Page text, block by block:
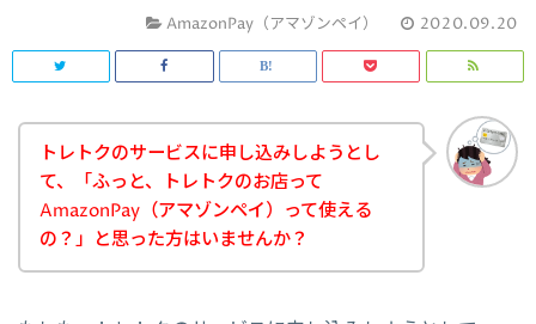
AmazonPay（アマゾンペイ） 2020.09.20
トレトクのサービスに申し込みしようとし
て、「ふっと、トレトクのお店って
AmazonPay（アマゾンペイ）って使える
の？」と思った方はいませんか？